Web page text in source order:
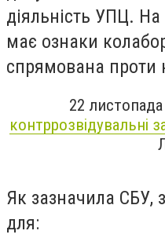
діяльність УПЦ. На
має ознаки
спрямована проти
22
контррозвідувальні
Як зазначила СБУ,
для: